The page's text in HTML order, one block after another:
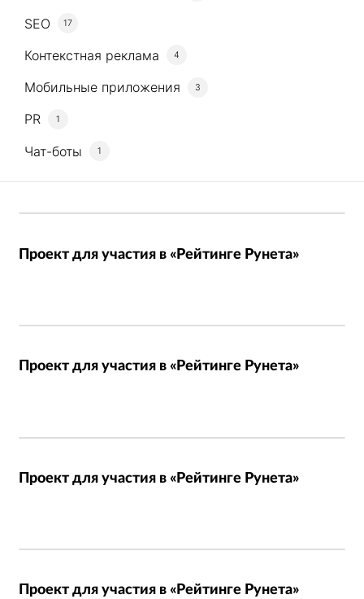
SEO 17
Контекстная реклама 4
Мобильные приложения 3
PR 1
Чат-боты 1
Проект для участия в «Рейтинге Рунета»
Проект для участия в «Рейтинге Рунета»
Проект для участия в «Рейтинге Рунета»
Проект для участия в «Рейтинге Рунета»